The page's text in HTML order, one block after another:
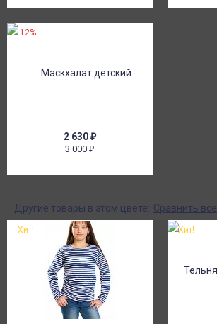
2 630₽
3 000₽
-12%
Другие товары в этом цвете: Сравнить все
Хит! Хит!